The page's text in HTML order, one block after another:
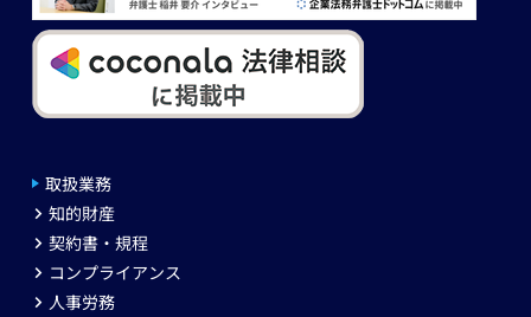
取扱業務
知的財産
契約書・規程
コンプライアンス
人事労務